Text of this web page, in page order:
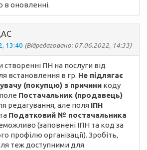
в оновленні.
13:40 (Відредаговано: 07.06.2022, 14:33)
ПН на послуги від
встановлення в гр. Не підлягає
(покупцю) з причини коду
Постачальник (продавець)
редагування, але поля ІПН
та Податковий № постачальника
(заповнені ІПН та код за
профілю організації). Зробіть,
теж доступними для